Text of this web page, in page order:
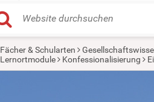
Fächer & Schularten
Lernortmodule
Konfessionalisierung